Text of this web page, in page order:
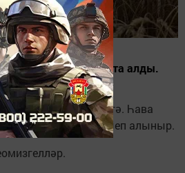
игеннәрне җыеп та алды.
центнер тәшкил итә. Һава
икмәк тиз арада җыеп алыныр.